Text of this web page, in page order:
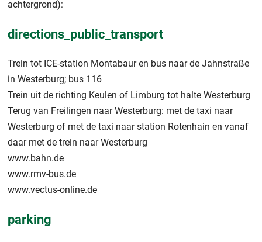
achtergrond):
directions_public_transport
Trein tot ICE-station Montabaur en bus naar de Jahnstraße
in Westerburg; bus 116
Trein uit de richting Keulen of Limburg tot halte Westerburg
Terug van Freilingen naar Westerburg: met de taxi naar
Westerburg of met de taxi naar station Rotenhain en vanaf
daar met de trein naar Westerburg
www.bahn.de
www.rmv-bus.de
www.vectus-online.de
parking